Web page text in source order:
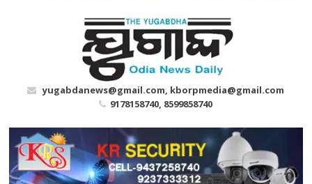
yugabdanews@gmail.com, kborpmedia@gmail.com
9178158740, 8599858740